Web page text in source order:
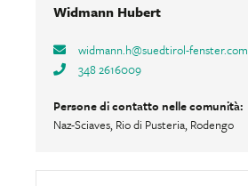
Widmann Hubert
widmann.h@suedtirol-fenster.com
348 2616009
Persone di contatto nelle comunità:
Naz-Sciaves, Rio di Pusteria, Rodengo